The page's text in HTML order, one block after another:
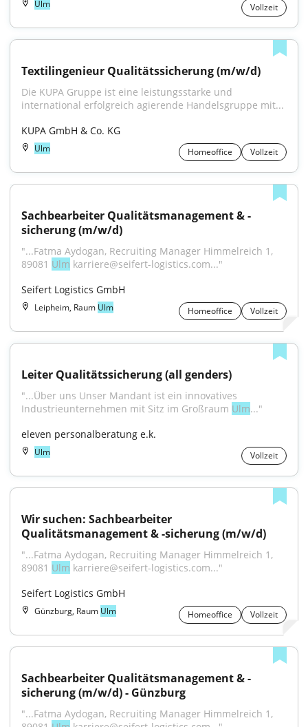
Ulm Vollzeit
Textilingenieur Qualitätssicherung (m/w/d)
Die KUPA Gruppe ist eine leistungsstarke und
international erfolgreich agierende Handelsgruppe mit...
KUPA GmbH & Co. KG
Ulm Homeoffice Vollzeit
Sachbearbeiter Qualitätsmanagement & -
sicherung (m/w/d)
"...Fatma Aydogan, Recruiting Manager Himmelreich 1,
89081 Ulm karriere@seifert-logistics.com..."
Seifert Logistics GmbH
Leipheim, Raum Ulm Homeoffice Vollzeit
Leiter Qualitätssicherung (all genders)
"...Über uns Unser Mandant ist ein innovatives
Industrieunternehmen mit Sitz im Großraum Ulm..."
eleven personalberatung e.k.
Ulm Vollzeit
Wir suchen: Sachbearbeiter
Qualitätsmanagement & -sicherung (m/w/d)
"...Fatma Aydogan, Recruiting Manager Himmelreich 1,
89081 Ulm karriere@seifert-logistics.com..."
Seifert Logistics GmbH
Günzburg, Raum Ulm Homeoffice Vollzeit
Sachbearbeiter Qualitätsmanagement & -
sicherung (m/w/d) - Günzburg
"...Fatma Aydogan, Recruiting Manager Himmelreich 1,